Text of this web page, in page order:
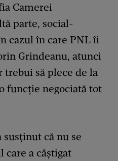
Camerei
parte, social-
cazul în care PNL îi
Grindeanu, atunci
trebui să plece de la
funcție negociată tot
susţinut că nu se
care a câştigat